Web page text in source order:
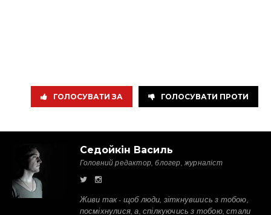
ГОЛОСУВАТИ ЗА ГОЛОСУВАТИ ПРОТИ
Седойкін Василь
Головний редактор, блогер, журналіст
Живи так - щоб люди, зіткнувшись з тобою,
посміхнулися, а, спілкуючись з тобою, стали